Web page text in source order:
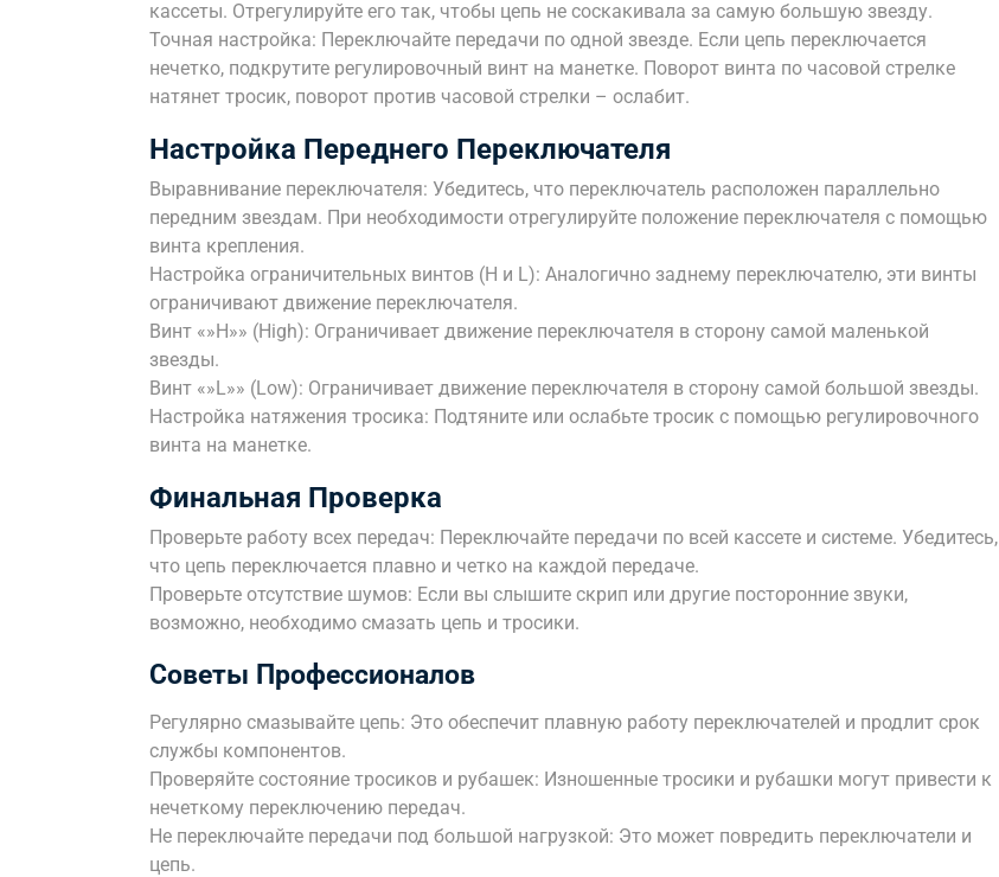
кассеты. Отрегулируйте его так, чтобы цепь не соскакивала за самую большую звезду.
Точная настройка: Переключайте передачи по одной звезде. Если цепь переключается
нечетко, подкрутите регулировочный винт на манетке. Поворот винта по часовой стрелке
натянет тросик, поворот против часовой стрелки – ослабит.
Настройка Переднего Переключателя
Выравнивание переключателя: Убедитесь, что переключатель расположен параллельно
передним звездам. При необходимости отрегулируйте положение переключателя с помощью
винта крепления.
Настройка ограничительных винтов (H и L): Аналогично заднему переключателю, эти винты
ограничивают движение переключателя.
Винт «»H»» (High): Ограничивает движение переключателя в сторону самой маленькой
звезды.
Винт «»L»» (Low): Ограничивает движение переключателя в сторону самой большой звезды.
Настройка натяжения тросика: Подтяните или ослабьте тросик с помощью регулировочного
винта на манетке.
Финальная Проверка
Проверьте работу всех передач: Переключайте передачи по всей кассете и системе. Убедитесь,
что цепь переключается плавно и четко на каждой передаче.
Проверьте отсутствие шумов: Если вы слышите скрип или другие посторонние звуки,
возможно, необходимо смазать цепь и тросики.
Советы Профессионалов
Регулярно смазывайте цепь: Это обеспечит плавную работу переключателей и продлит срок
службы компонентов.
Проверяйте состояние тросиков и рубашек: Изношенные тросики и рубашки могут привести к
нечеткому переключению передач.
Не переключайте передачи под большой нагрузкой: Это может повредить переключатели и
цепь.